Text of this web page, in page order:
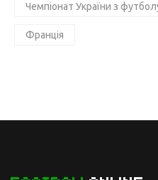
Чемпіонат України з
Франція